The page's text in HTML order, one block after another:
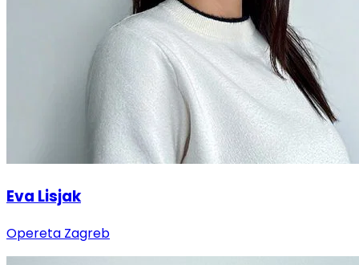
Eva Lisjak
Opereta Zagreb